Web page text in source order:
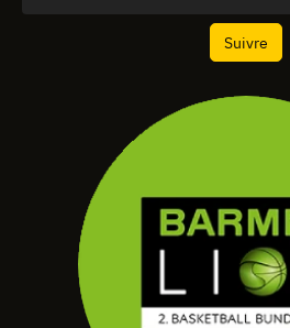
Suivre